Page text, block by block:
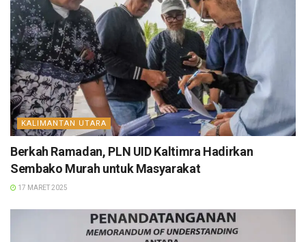
KALIMANTAN UTARA
Berkah Ramadan, PLN UID Kaltimra Hadirkan
Sembako Murah untuk Masyarakat
17 MARET 2025